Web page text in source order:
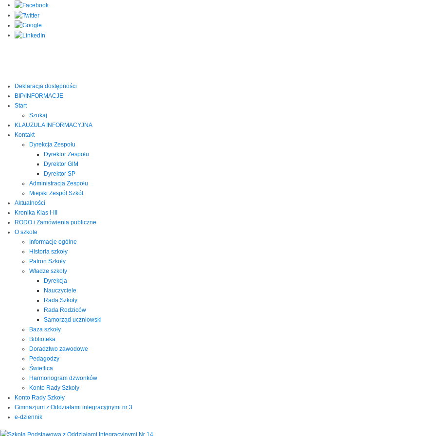
Deklaracja dostępności
BIP/INFORMACJE
Start
Szukaj
KLAUZULA INFORMACYJNA
Kontakt
Dyrekcja Zespołu
Dyrektor Zespołu
Dyrektor GIM
Dyrektor SP
Administracja Zespołu
Miejski Zespół Szkół
Aktualności
Kronika Klas I-III
RODO i Zamówienia publiczne
O szkole
Informacje ogólne
Historia szkoły
Patron Szkoły
Władze szkoły
Dyrekcja
Nauczyciele
Rada Szkoły
Rada Rodziców
Samorząd uczniowski
Baza szkoły
Biblioteka
Doradztwo zawodowe
Pedagodzy
Świetlica
Harmonogram dzwonków
Konto Rady Szkoły
Konto Rady Szkoły
Gimnazjum z Oddziałami integracyjnymi nr 3
e-dziennik